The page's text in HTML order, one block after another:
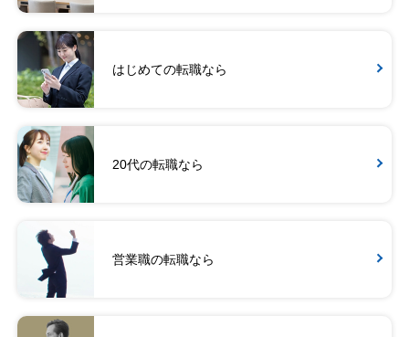
はじめての転職なら
20代の転職なら
営業職の転職なら